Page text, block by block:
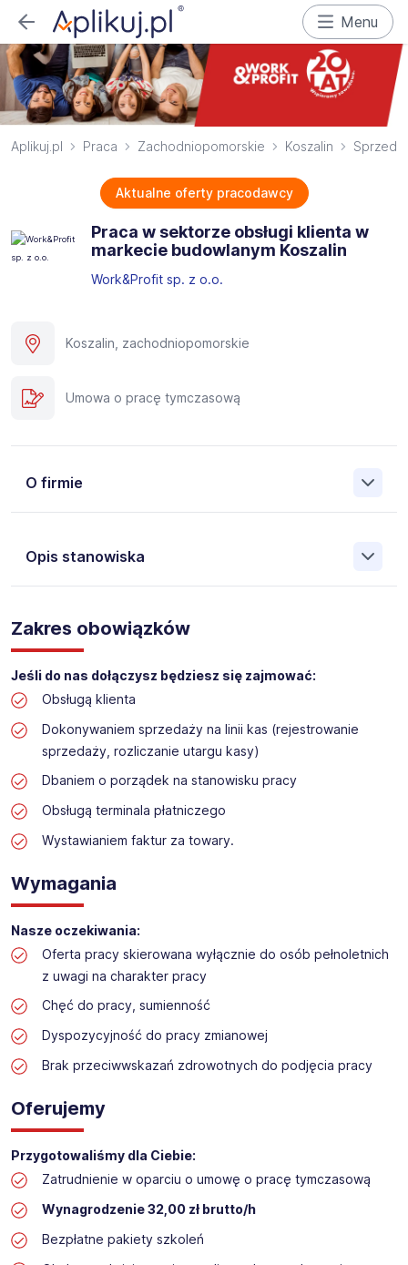
Menu
Aplikuj.pl Praca Zachodniopomorskie Koszalin
Aktualne oferty pracodawcy
Praca w sektorze obsługi klienta w
markecie budowlanym Koszalin
Work&Profit sp. z o.o.
Koszalin, zachodniopomorskie
Umowa o pracę tymczasową
O firmie
Opis stanowiska
Pośrednictwa Pracy i Doradztwa Personalnego Work &
Profit jest obecnie jedną z największych niezależnych
polskich agencji zatrudnienia. W ciągu wielu lat naszej
działalności daliśmy pracę przeszło 50 000 pracowników
w całym kraju. Skutecznie znajdujemy pracowników dla
największych firm, jak również małych rodzinnych
przedsiębiorstw w Polsce. Agencja jest wpisana pod nr
396 w Krajowym Rejestrze Agencji Zatrudnienia.
Obecnie dla naszego Klienta, poszukujemy osób do pracy
na stanowisko:
Praca w sektorze obsługi klienta w markecie
Lokalizacja: Koszalin
Zakres obowiązków
Jeśli do nas dołączysz będziesz się zajmować:
Obsługą klienta
Dokonywaniem sprzedaży na linii kas (rejestrowanie
sprzedaży, rozliczanie utargu kasy)
Dbaniem o porządek na stanowisku pracy
Obsługą terminala płatniczego
Wystawianiem faktur za towary.
Wymagania
Nasze oczekiwania:
Oferta pracy skierowana wyłącznie do osób pełnoletnich
z uwagi na charakter pracy
Chęć do pracy, sumienność
Dyspozycyjność do pracy zmianowej
Brak przeciwwskazań zdrowotnych do podjęcia pracy
Oferujemy
Przygotowaliśmy dla Ciebie:
Zatrudnienie w oparciu o umowę o pracę tymczasową
Wynagrodzenie 32,00 zł brutto/h
Bezpłatne pakiety szkoleń